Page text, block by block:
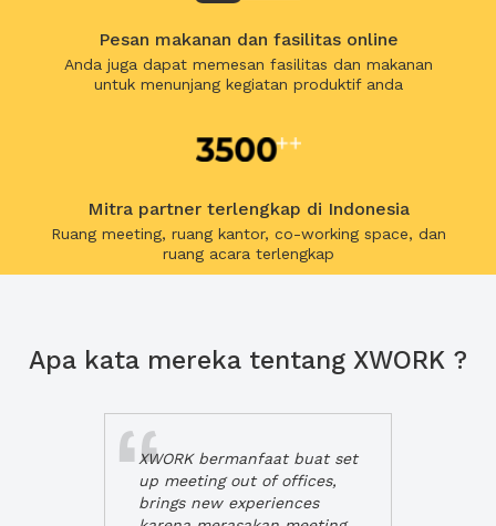
Pesan makanan dan fasilitas online
Anda juga dapat memesan fasilitas dan makanan
untuk menunjang kegiatan produktif anda
Mitra partner terlengkap di Indonesia
Ruang meeting, ruang kantor, co-working space, dan
ruang acara terlengkap
Apa kata mereka tentang XWORK ?
XWORK bermanfaat buat set
up meeting out of offices,
brings new experiences